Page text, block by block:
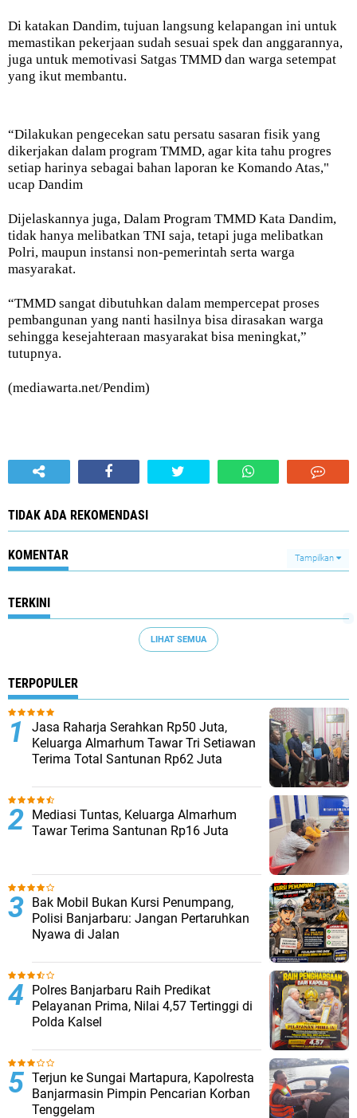
Di katakan Dandim, tujuan langsung kelapangan ini untuk
memastikan pekerjaan sudah sesuai spek dan anggarannya,
juga untuk memotivasi Satgas TMMD dan warga setempat
yang ikut membantu.
“Dilakukan pengecekan satu persatu sasaran fisik yang
dikerjakan dalam program TMMD, agar kita tahu progres
setiap harinya sebagai bahan laporan ke Komando Atas,"
ucap Dandim
Dijelaskannya juga, Dalam Program TMMD Kata Dandim,
tidak hanya melibatkan TNI saja, tetapi juga melibatkan
Polri, maupun instansi non-pemerintah serta warga
masyarakat.
“TMMD sangat dibutuhkan dalam mempercepat proses
pembangunan yang nanti hasilnya bisa dirasakan warga
sehingga kesejahteraan masyarakat bisa meningkat,”
tutupnya.
(mediawarta.net/Pendim)
TIDAK ADA REKOMENDASI
KOMENTAR Tampilkan
TERKINI
LIHAT SEMUA
TERPOPULER
Jasa Raharja Serahkan Rp50 Juta,
Keluarga Almarhum Tawar Tri Setiawan
Terima Total Santunan Rp62 Juta
Mediasi Tuntas, Keluarga Almarhum
Tawar Terima Santunan Rp16 Juta
Bak Mobil Bukan Kursi Penumpang,
Polisi Banjarbaru: Jangan Pertaruhkan
Nyawa di Jalan
Polres Banjarbaru Raih Predikat
Pelayanan Prima, Nilai 4,57 Tertinggi di
Polda Kalsel
Terjun ke Sungai Martapura, Kapolresta
Banjarmasin Pimpin Pencarian Korban
Tenggelam